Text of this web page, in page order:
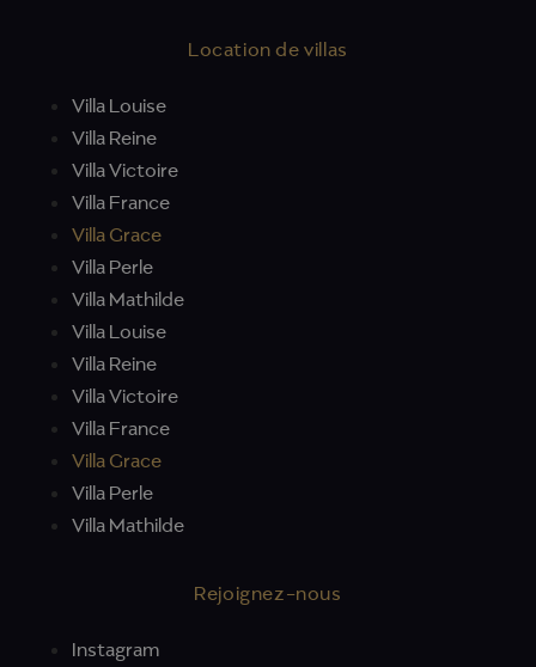
Location de villas
Villa Louise
Villa Reine
Villa Victoire
Villa France
Villa Grace
Villa Perle
Villa Mathilde
Villa Louise
Villa Reine
Villa Victoire
Villa France
Villa Grace
Villa Perle
Villa Mathilde
Rejoignez-nous
Instagram